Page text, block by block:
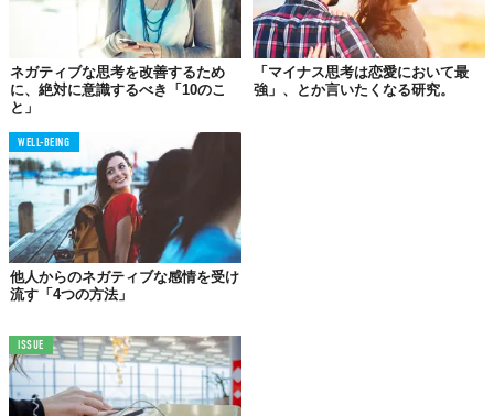
あなたが完全に信じるかどうかは別として、すべての人間は、負
のエネルギーの影響を受ける可能性があります。センシティブで
共感しやすく、多くの人に囲まれている人ほど、その影響を受け
やすいと言えます。
か？負のエネルギーとは、実際どのようなものを指しているの
か？ここでは、その質問に答え、あなたが知るべきことを正しく
伝えたいと思います。
正直に言って、このタイトルで記事を書くこと自体、とても困難
なこと。なぜか？ネガティブなエネルギーや、負のイメージを意
識すればするほど、人生に多大な影響を及ぼしかねないと、私た
ちは懸念しているからです。
を守るためにあると信じている人たちに出会いましたが、自身の
研究成果から、その信念を受け入れることはありませんでした。
ここでは、別の方法を紹介していきます。人前に出るとき、自分
ネガティブな思考を改善するため
に、絶対に意識するべき「10のこ
と」
「マイナス思考は恋愛において最
強」、とか言いたくなる研究。
WELL-BEING
他人からのネガティブな感情を受け
流す「4つの方法」
ISSUE